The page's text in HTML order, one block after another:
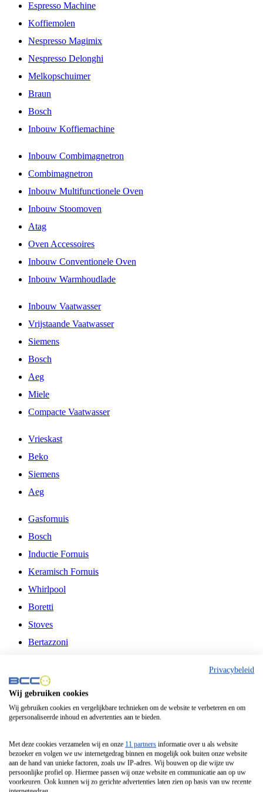
Espresso Machine
Koffiemolen
Nespresso Magimix
Nespresso Delonghi
Melkopschuimer
Braun
Bosch
Inbouw Koffiemachine
Inbouw Combimagnetron
Combimagnetron
Inbouw Multifunctionele Oven
Inbouw Stoomoven
Atag
Oven Accessoires
Inbouw Conventionele Oven
Inbouw Warmhoudlade
Inbouw Vaatwasser
Vrijstaande Vaatwasser
Siemens
Bosch
Aeg
Miele
Compacte Vaatwasser
Vrieskast
Beko
Siemens
Aeg
Gasfornuis
Bosch
Inductie Fornuis
Keramisch Fornuis
Whirlpool
Boretti
Stoves
Bertazzoni
Fitelli
Airfryer
Frituurpan
Contactgrill
Broodbakmachine
Broodrooster
Privacybeleid
Wij gebruiken cookies
Wij gebruiken cookies en vergelijkbare technieken om de website te verbeteren en om
gepersonaliseerde inhoud en advertenties aan te bieden.
Met deze cookies verzamelen wij en onze 11 partners informatie over u als website
bezoeker en volgen we uw internetgedrag binnen en mogelijk ook buiten onze website
aan de hand van unieke factoren, zoals uw IP-adres. Wij bouwen op die wijze uw
persoonlijke profiel op. Hiermee passen wij onze website en communicatie aan op uw
voorkeuren. Ook kunnen wij zo gerichte advertenties laten zien op basis van uw recente